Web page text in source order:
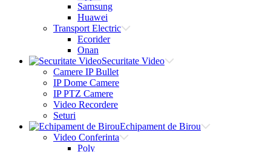
Samsung
Huawei
Transport Electric
Ecorider
Onan
Securitate Video
Camere IP Bullet
IP Dome Camere
IP PTZ Camere
Video Recordere
Seturi
Echipament de Birou
Video Conferinta
Poly